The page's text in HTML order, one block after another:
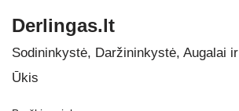
Skip
to
Derlingas.lt
Sodininkystė, Daržininkystė, Augalai ir
Ūkis